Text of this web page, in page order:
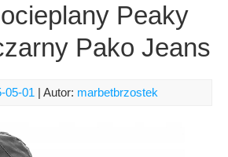
Peaky
Pako Jeans
05-01 | Autor: marbetbrzostek